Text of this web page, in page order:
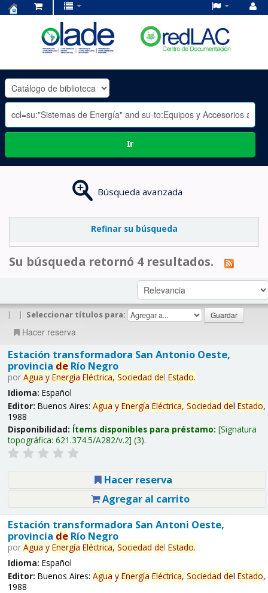
OLADE
-
Ir
Búsqueda avanzada
Refinar su búsqueda
Su búsqueda retornó 4 resultados.
| | Seleccionar títulos para:
Hacer reserva
Estación transformadora San Antonio Oeste,
provincia deRío Negro
por Agua y Energía Eléctrica, Sociedad del Estado.
Idioma: Español
Editor: Buenos Aires: Agua y Energía Eléctrica, Sociedad del Estado,
1988
Disponibilidad: Ítems disponibles para préstamo: Signatura
topográfica: 621.374.5/A282/v.2 (3).
Hacer reserva
Agregar al carrito
Estación transformadora San Antoni Oeste,
provincia deRío Negro
por Agua y Energía Eléctrica, Sociedad del Estado.
Idioma: Español
Editor: Buenos Aires: Agua y Energía Eléctrica, Sociedad del Estado,
1988